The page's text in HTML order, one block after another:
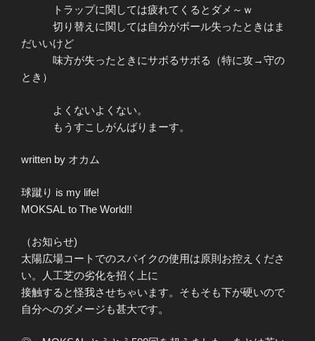
トラップに関しては疲れてくるとダメ～ｗ
切り替えに関しては自分がボール失ったときはま
だいいけど
味方が失ったときにサボるサボる（特に攻→守の
とき）
よくないよくない。
もうすこしがんばりまーす。
written by オカム
球蹴り is my life!
MOKSAL to The World!!
（お知らせ)
太陽広場コートでのスパイクの使用は原則お控えくださ
い。人工芝の劣化を招く上に
接触すると怪我させちゃいます。そもそも下が硬いので
自分へのダメージも甚大です。